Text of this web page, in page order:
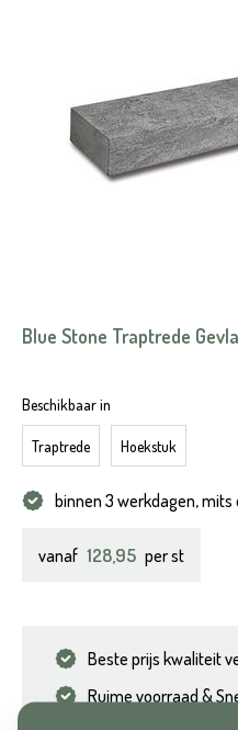
Blue Stone Traptrede
Beschikbaar in
Traptrede Hoekstuk
binnen 3 werkdagen, mits
vanaf 128,95 per st
Beste prijs kwaliteit
Ruime voorraad &